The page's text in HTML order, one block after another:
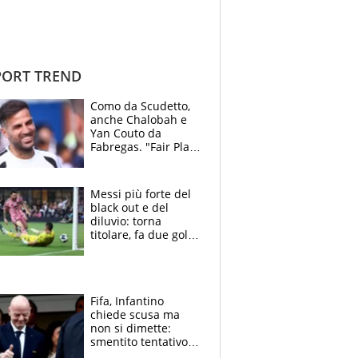
TREND
Como da Scudetto,
anche Chalobah e
Yan Couto da
Fabregas. "Fair Play
multa"
Messi più forte del
black out e del
diluvio: torna
titolare, fa due gol e
Fifa, Infantino
chiede scusa ma
non si dimette:
smentito tentativo di